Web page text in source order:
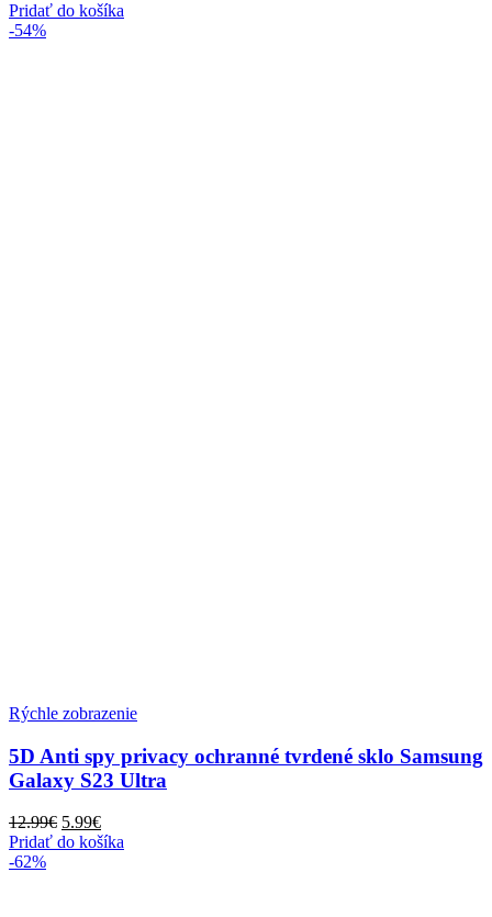
cena cena
Pridať do košíka
-54%
Rýchle zobrazenie
5D Anti spy privacy ochranné tvrdené sklo Samsung
Galaxy S23 Ultra
12.99€ Pôvodná
cena
5.99€Aktuálna
cena
Pridať do košíka
-62%